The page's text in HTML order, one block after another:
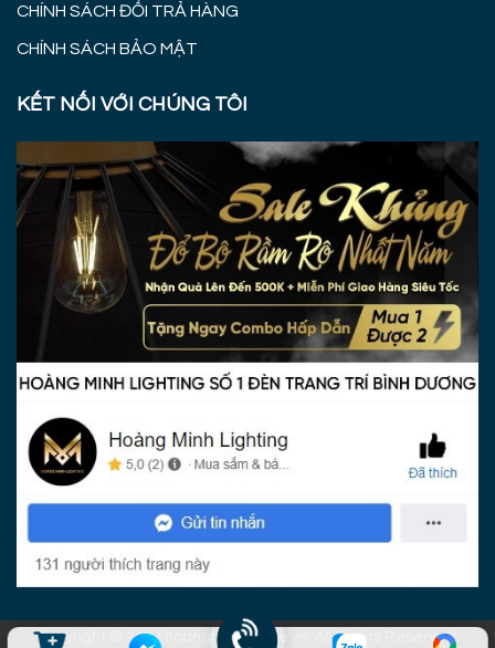
CHÍNH SÁCH ĐỔI TRẢ HÀNG
CHÍNH SÁCH BẢO MẬT
KẾT NỐI VỚI CHÚNG TÔI
Copyright © 2022 hoangminhhome.vn. All Rights Reserved.